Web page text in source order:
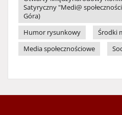
Satyryczny "Medi@
Góra)
Humor rysunkowy
Środki
Media społecznościowe